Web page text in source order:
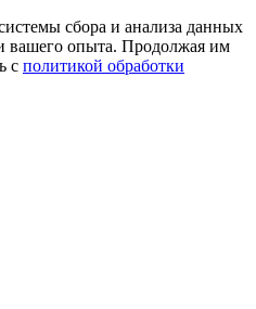
сбора и анализа данных
вашего опыта. Продолжая им
с политикой обработки